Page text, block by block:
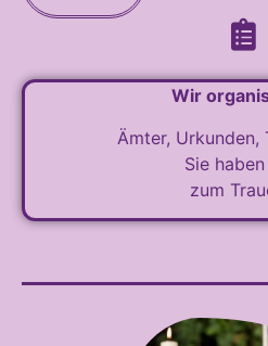
Wir
Ämter, Urkunden,
Sie
zum